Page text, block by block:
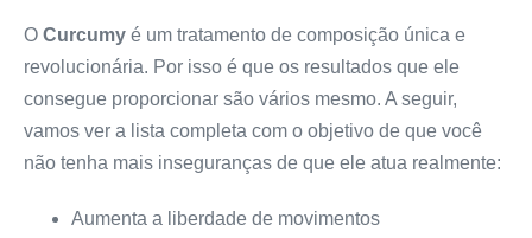
O Curcumy é um tratamento de composição única e
revolucionária. Por isso é que os resultados que ele
consegue proporcionar são vários mesmo. A seguir,
vamos ver a lista completa com o objetivo de que você
não tenha mais inseguranças de que ele atua realmente:
Aumenta a liberdade de movimentos